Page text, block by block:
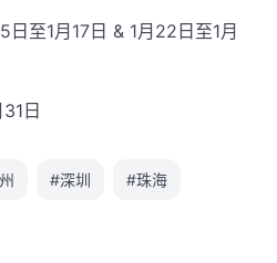
日至1月17日 & 1月22日至1月
日
#深圳 #珠海